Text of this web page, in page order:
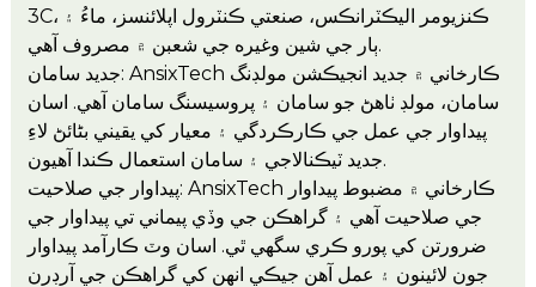
3C، ڪنزيومر اليڪٽرانڪس، صنعتي ڪنٽرول اپلائنسز، ماءُ ۽
ٻار جي شين وغيره جي شعبن ۾ مصروف آهي.
جديد سامان: AnsixTech ڪارخاني ۾ جديد انجيڪشن مولڊنگ
سامان، مولڊ ٺاهڻ جو سامان ۽ پروسيسنگ سامان آهي. اسان
پيداوار جي عمل جي ڪارڪردگي ۽ معيار کي يقيني بڻائڻ لاءِ
جديد ٽيڪنالاجي ۽ سامان استعمال ڪندا آهيون.
پيداوار جي صلاحيت: AnsixTech ڪارخاني ۾ مضبوط پيداوار
جي صلاحيت آهي ۽ گراهڪن جي وڏي پيماني تي پيداوار جي
ضرورتن کي پورو ڪري سگهي ٿي. اسان وٽ ڪارآمد پيداوار
جون لائينون ۽ عمل آهن جيڪي انهن کي گراهڪن جي آرڊرن